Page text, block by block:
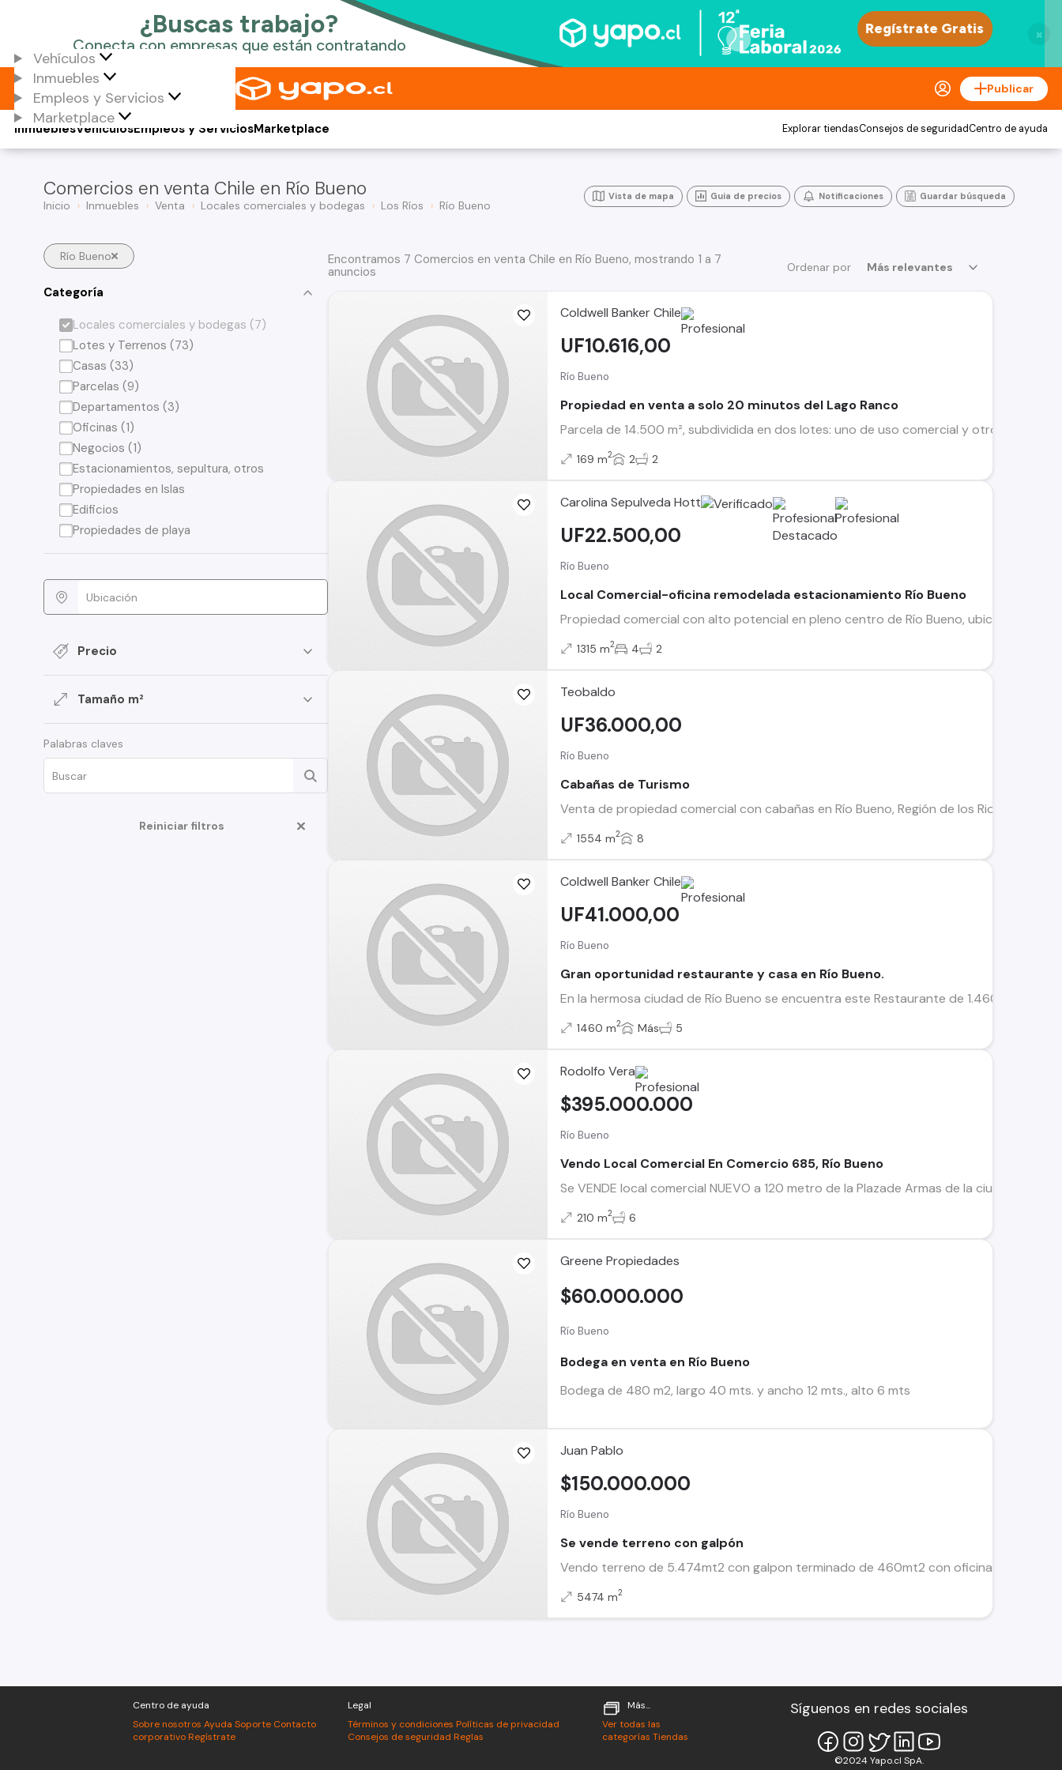
×
Vehículos
Inmuebles
Empleos y Servicios
Marketplace
Publicar
Vehículos
Inmuebles Empleos y ServiciosMarketplace Explorar tiendasConsejos de seguridadCentro de ayuda
Comercios en venta Chile en Río Bueno
Inicio Inmuebles Venta Locales comerciales y bodegas Los Ríos Río Bueno
Vista de mapa Guia de precios Notificaciones Guardar búsqueda
Río Bueno
Categoría
Locales comerciales y bodegas (7)
Lotes y Terrenos (73)
Casas (33)
Parcelas (9)
Departamentos (3)
Oficinas (1)
Negocios (1)
Estacionamientos, sepultura, otros
Propiedades en Islas
Edificios
Propiedades de playa
Precio
Tamaño m²
Palabras claves
Reiniciar filtros
Ordenar por Más relevantes
Encontramos 7 Comercios en venta Chile en Río Bueno, mostrando 1 a 7
anuncios
Coldwell Banker Chile
Río Bueno
Propiedad en venta a solo 20 minutos del Lago Ranco
Parcela de 14.500 m², subdividida en dos lotes: uno de uso comercial y otro
UF10.616,00
169 m2 2 2
Carolina Sepulveda Hott
Río Bueno
Local Comercial-oficina remodelada estacionamiento Río Bueno
Propiedad comercial con alto potencial en pleno centro de Río Bueno, ubicada en
UF22.500,00
1315 m2 4 2
Teobaldo
Río Bueno
Cabañas de Turismo
Venta de propiedad comercial con cabañas en Río Bueno, Región de los Rios, que
UF36.000,00
1554 m2 8
Coldwell Banker Chile
Río Bueno
Gran oportunidad restaurante y casa en Río Bueno.
En la hermosa ciudad de Río Bueno se encuentra este Restaurante de 1.460 mts2 y
UF41.000,00
1460 m2 Más 5
Rodolfo Vera
Río Bueno
Vendo Local Comercial En Comercio 685, Río Bueno
Se VENDE local comercial NUEVO a 120 metro de la Plazade Armas de la ciudad, de
$395.000.000
210 m2 6
Greene Propiedades
Río Bueno
Bodega en venta en Río Bueno
Bodega de 480 m2, largo 40 mts. y ancho 12 mts., alto 6 mts
$60.000.000
Juan Pablo
Río Bueno
Se vende terreno con galpón
Vendo terreno de 5.474mt2 con galpon terminado de 460mt2 con oficina y baño.
$150.000.000
5474 m2
Centro de ayuda
Sobre nosotros Ayuda Soporte Contacto
corporativo Regístrate
Legal
Términos y condiciones Políticas de privacidad
Consejos de seguridad Reglas
Más...
Ver todas las
categorías Tiendas
Síguenos en redes sociales
©2024 Yapo.cl SpA.